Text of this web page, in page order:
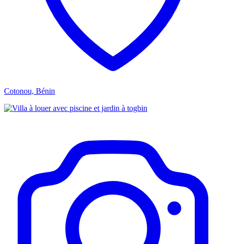
Cotonou, Bénin